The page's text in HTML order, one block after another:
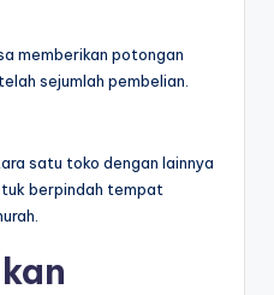
memberikan potongan
sejumlah pembelian.
satu toko dengan lainnya
berpindah tempat